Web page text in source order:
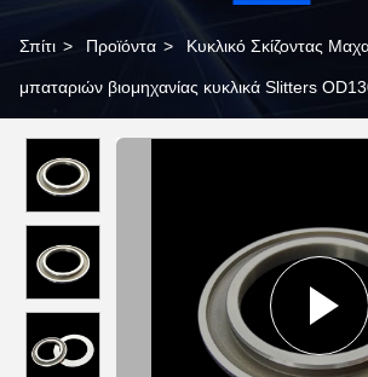
Σπίτι > Προϊόντα > Κυκλικό Σκίζοντας
μπαταριών βιομηχανίας κυκλικά Slitters